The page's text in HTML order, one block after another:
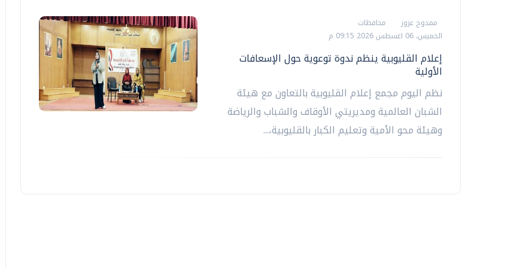
ممدوح عزوز
محافظات
الخميس، 06 اغسطس 2026 09:15 م
إعلام القليوبية ينظم ندوة توعوية حول الإسعافات
الأولية
نظم اليوم مجمع إعلام القليوبية بالتعاون مع هيئة
الشبان العالمية ومديريتي الأوقاف والشباب والرياضة
وهيئة محو الأمية وتعليم الكبار بالقليوبية،...